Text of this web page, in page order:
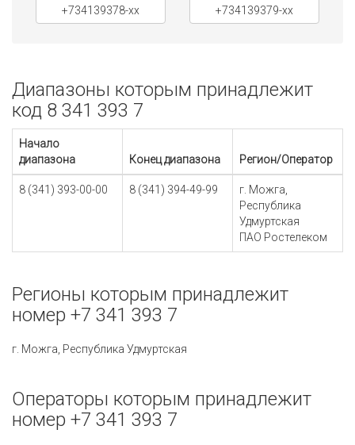
+734139378-xx +734139379-xx
Диапазоны которым принадлежит
код 8 341 393 7
Начало
диапазона
Конец диапазона Регион/Оператор
8 (341) 393-00-00 8 (341) 394-49-99
г. Можга,
Республика
Удмуртская
ПАО Ростелеком
Регионы которым принадлежит
номер +7 341 393 7
г. Можга, Республика Удмуртская
Операторы которым принадлежит
номер +7 341 393 7